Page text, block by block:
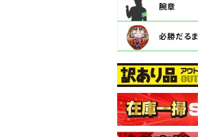
腕章
必勝だるま